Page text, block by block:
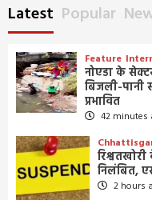
Latest Popular
Feature
नोएडा के
बिजली-पानी
प्रभावित
42 minutes
निलंबित,
2 hours